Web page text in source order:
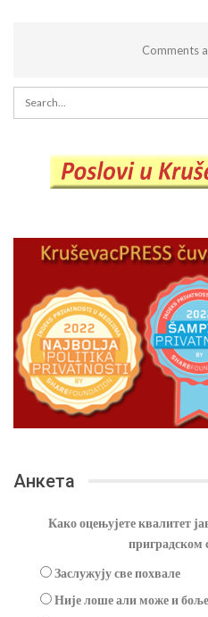
Comments
Анкета
Како оцењујете квалитет
приградском
Заслужују све похвале
Није лоше али може и боље